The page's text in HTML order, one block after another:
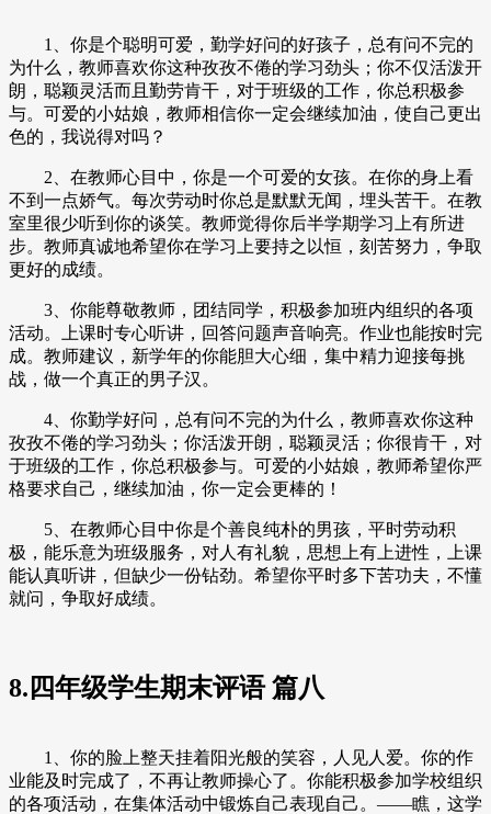
1、你是个聪明可爱，勤学好问的好孩子，总有问不完的
为什么，教师喜欢你这种孜孜不倦的学习劲头；你不仅活泼开
朗，聪颖灵活而且勤劳肯干，对于班级的工作，你总积极参
与。可爱的小姑娘，教师相信你一定会继续加油，使自己更出
色的，我说得对吗？
2、在教师心目中，你是一个可爱的女孩。在你的身上看
不到一点娇气。每次劳动时你总是默默无闻，埋头苦干。在教
室里很少听到你的谈笑。教师觉得你后半学期学习上有所进
步。教师真诚地希望你在学习上要持之以恒，刻苦努力，争取
更好的成绩。
3、你能尊敬教师，团结同学，积极参加班内组织的各项
活动。上课时专心听讲，回答问题声音响亮。作业也能按时完
成。教师建议，新学年的你能胆大心细，集中精力迎接每挑
战，做一个真正的男子汉。
4、你勤学好问，总有问不完的为什么，教师喜欢你这种
孜孜不倦的学习劲头；你活泼开朗，聪颖灵活；你很肯干，对
于班级的工作，你总积极参与。可爱的小姑娘，教师希望你严
格要求自己，继续加油，你一定会更棒的！
5、在教师心目中你是个善良纯朴的男孩，平时劳动积
极，能乐意为班级服务，对人有礼貌，思想上有上进性，上课
能认真听讲，但缺少一份钻劲。希望你平时多下苦功夫，不懂
就问，争取好成绩。
8.四年级学生期末评语 篇八
1、你的脸上整天挂着阳光般的笑容，人见人爱。你的作
业能及时完成了，不再让教师操心了。你能积极参加学校组织
的各项活动，在集体活动中锻炼自己表现自己。——瞧，这学